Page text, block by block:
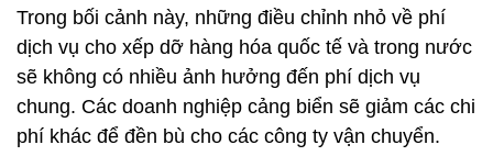
Trong bối cảnh này, những điều chỉnh nhỏ về phí
dịch vụ cho xếp dỡ hàng hóa quốc tế và trong nước
sẽ không có nhiều ảnh hưởng đến phí dịch vụ
chung. Các doanh nghiệp cảng biển sẽ giảm các chi
phí khác để đền bù cho các công ty vận chuyển.